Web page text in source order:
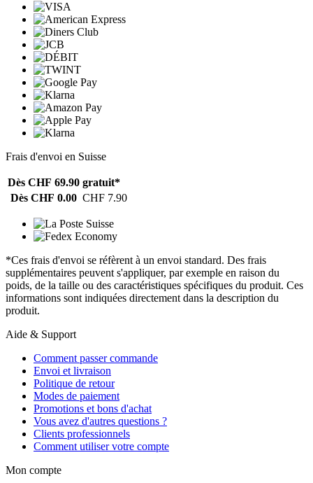
Frais d'envoi en Suisse
Dès CHF 69.90 gratuit*
Dès CHF 0.00 CHF 7.90
*Ces frais d'envoi se réfèrent à un envoi standard. Des frais
supplémentaires peuvent s'appliquer, par exemple en raison du
poids, de la taille ou des caractéristiques spécifiques du produit. Ces
informations sont indiquées directement dans la description du
produit.
Aide & Support
Comment passer commande
Envoi et livraison
Politique de retour
Modes de paiement
Promotions et bons d'achat
Vous avez d'autres questions ?
Clients professionnels
Comment utiliser votre compte
Mon compte